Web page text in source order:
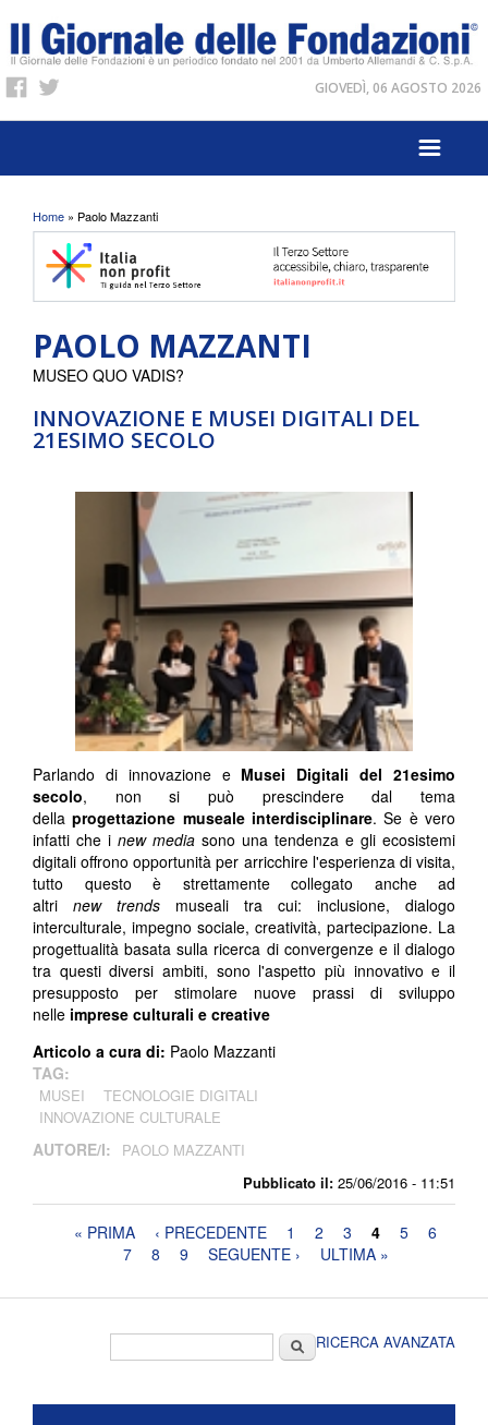
GIOVEDÌ, 06 AGOSTO 2026
Tu sei qui
Home » Paolo Mazzanti
PAOLO MAZZANTI
INNOVAZIONE E MUSEI DIGITALI DEL
21ESIMO SECOLO
Pubblicato il: 25/06/2016 - 11:51
MUSEO QUO VADIS?
Parlando di innovazione e Musei Digitali del 21esimo
secolo, non si può prescindere dal tema
dellaprogettazione museale interdisciplinare. Se è vero
infatti che i new media sono una tendenza e gli ecosistemi
digitali offrono opportunità per arricchire l'esperienza di visita,
tutto questo è strettamente collegato anche ad
altri new trends museali tra cui: inclusione, dialogo
interculturale, impegno sociale, creatività, partecipazione. La
progettualità basata sulla ricerca di convergenze e il dialogo
tra questi diversi ambiti, sono l'aspetto più innovativo e il
presupposto per stimolare nuove prassi di sviluppo
nelle imprese culturali e creative
Articolo a cura di: Paolo Mazzanti
TAG:
MUSEI
TECNOLOGIE DIGITALI
INNOVAZIONE CULTURALE
AUTORE/I: PAOLO MAZZANTI
Pagine« PRIMA ‹ PRECEDENTE 1 2 3 4 5
6
7
8 9 SEGUENTE › ULTIMA »
CercaRICERCA AVANZATA